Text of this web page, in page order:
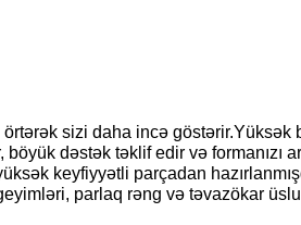
örtərək sizi daha incə
dəstək təklif edir və formanızı
keyfiyyətli parçadan
parlaq rəng və təvazökar